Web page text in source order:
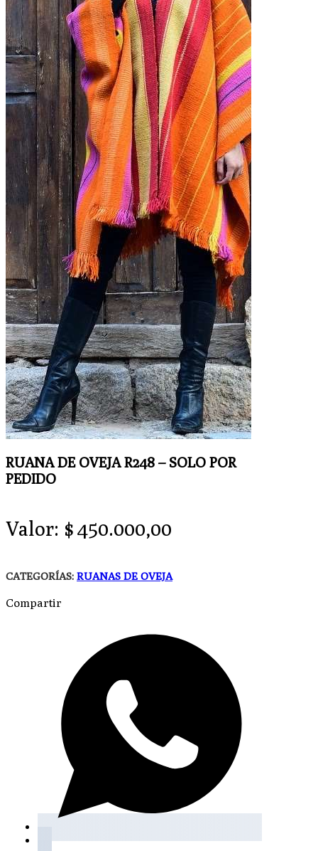
RUANA DE OVEJA R248 – SOLO POR
PEDIDO
Valor: $450.000,00
CATEGORÍAS: RUANAS DE OVEJA
Compartir